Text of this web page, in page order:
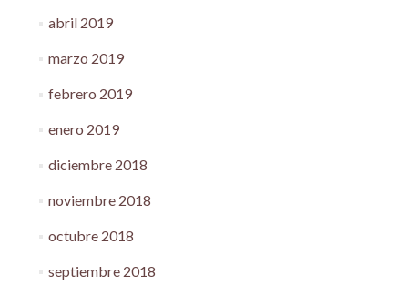
abril 2019
marzo 2019
febrero 2019
enero 2019
diciembre 2018
noviembre 2018
octubre 2018
septiembre 2018